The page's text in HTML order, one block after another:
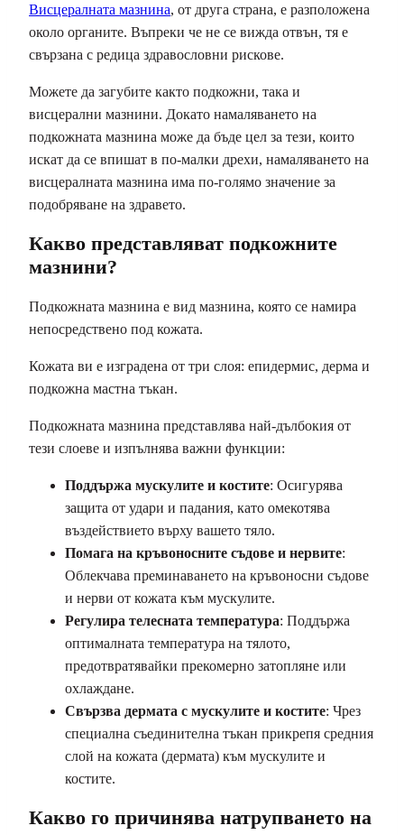
Висцералната мазнина, от друга страна, е разположена
около органите. Въпреки че не се вижда отвън, тя е
свързана с редица здравословни рискове.
Можете да загубите както подкожни, така и
висцерални мазнини. Докато намаляването на
подкожната мазнина може да бъде цел за тези, които
искат да се впишат в по-малки дрехи, намаляването на
висцералната мазнина има по-голямо значение за
подобряване на здравето.
Какво представляват подкожните
мазнини?
Подкожната мазнина е вид мазнина, която се намира
непосредствено под кожата.
Кожата ви е изградена от три слоя: епидермис, дерма и
подкожна мастна тъкан.
Подкожната мазнина представлява най-дълбокия от
тези слоеве и изпълнява важни функции:
Поддържа мускулите и костите: Осигурява
защита от удари и падания, като омекотява
въздействието върху вашето тяло.
Помага на кръвоносните съдове и нервите:
Облекчава преминаването на кръвоносни съдове
и нерви от кожата към мускулите.
Регулира телесната температура: Поддържа
оптималната температура на тялото,
предотвратявайки прекомерно затопляне или
охлаждане.
Свързва дермата с мускулите и костите: Чрез
специална съединителна тъкан прикрепя средния
слой на кожата (дермата) към мускулите и
костите.
Какво го причинява натрупването на